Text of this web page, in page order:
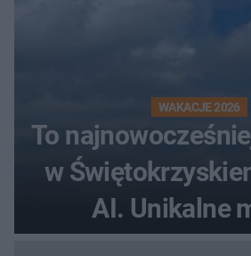
WAKACJE 2026
To
w
AI. Unikalne